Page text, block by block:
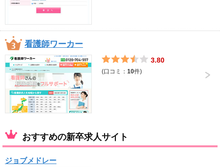
看護師ワーカー
3.80
(口コミ：10件)
おすすめの新卒求人サイト
ジョブメドレー